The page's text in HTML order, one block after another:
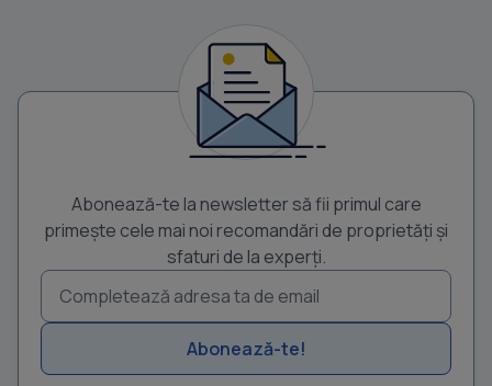
Abonează-te la newsletter să fii primul care
primește cele mai noi recomandări de proprietăți și
sfaturi de la experți.
Abonează-te!